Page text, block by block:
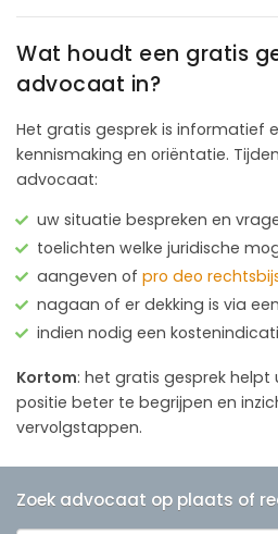
Wat houdt een gratis
advocaat in?
Het gratis gesprek is informatief
kennismaking en oriëntatie.
advocaat:
uw situatie bespreken en
toelichten welke juridische
aangeven of pro deo
nagaan of er dekking is via
indien nodig een
Kortom: het gratis gesprek helpt
positie beter te begrijpen en
vervolgstappen.
Zoek advocaat op plaats of